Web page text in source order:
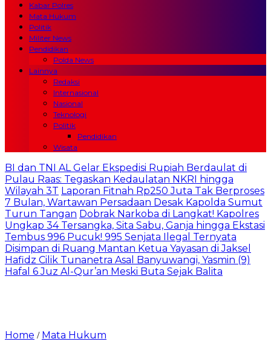
Kabar Polres
Mata Hukum
Politik
Militer News
Pendidikan
Polda News
Lainnya
Redaksi
Internasional
Nasional
Teknologi
Politik
Pendidikan
Wisata
BI dan TNI AL Gelar Ekspedisi Rupiah Berdaulat di
Pulau Raas: Tegaskan Kedaulatan NKRI hingga
Wilayah 3T Laporan Fitnah Rp250 Juta Tak Berproses
7 Bulan, Wartawan Persadaan Desak Kapolda Sumut
Turun Tangan Dobrak Narkoba di Langkat! Kapolres
Ungkap 34 Tersangka, Sita Sabu, Ganja hingga Ekstasi
Tembus 996 Pucuk! 995 Senjata Ilegal Ternyata
Disimpan di Ruang Mantan Ketua Yayasan di Jaksel
Hafidz Cilik Tunanetra Asal Banyuwangi, Yasmin (9)
Hafal 6 Juz Al-Qur’an Meski Buta Sejak Balita
Home / Mata Hukum